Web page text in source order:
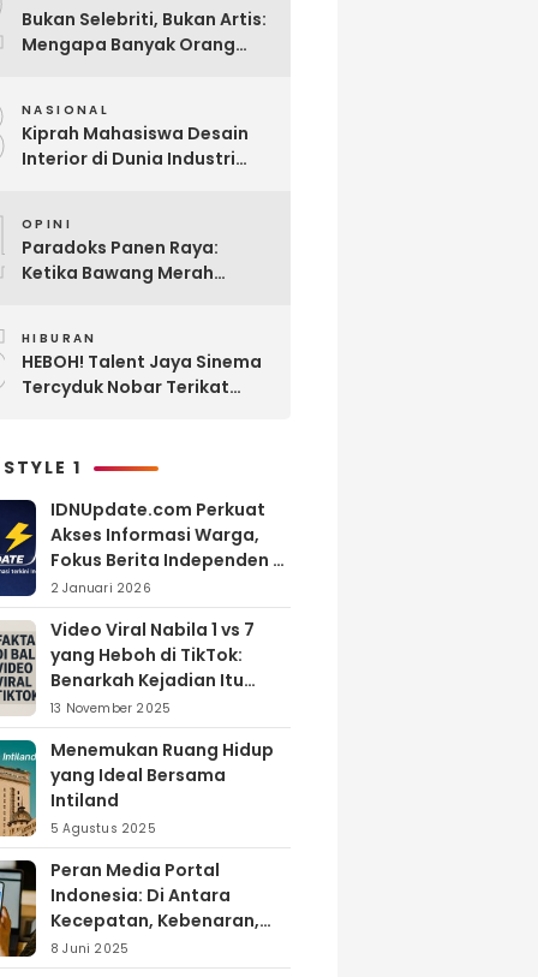
Negeri
Bukan Selebriti, Bukan Artis:
Mengapa Banyak Orang
NASIONAL
Kiprah Mahasiswa Desain
Interior di Dunia Industri
OPINI
Paradoks Panen Raya:
Ketika Bawang Merah
HIBURAN
HEBOH! Talent Jaya Sinema
Tercyduk Nobar Terikat
1
IDNUpdate.com Perkuat
Akses Informasi Warga,
Fokus Berita Independen di
Kabupaten Banyuasin
2 Januari 2026
Video Viral Nabila 1 vs 7
yang Heboh di TikTok:
Benarkah Kejadian Itu
Nyata?
13 November 2025
Menemukan Ruang Hidup
yang Ideal Bersama
Intiland
5 Agustus 2025
Peran Media Portal
Indonesia: Di Antara
Kecepatan, Kebenaran,
dan Tanggung Jawab
8 Juni 2025